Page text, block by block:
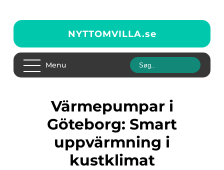
NYTTOMVILLA.se
Menu
Värmepumpar i
Göteborg: Smart
uppvärmning i
kustklimat